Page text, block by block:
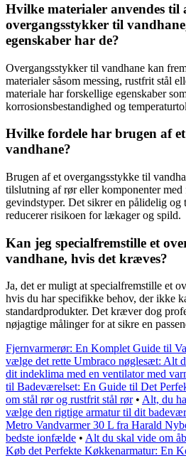
Hvilke materialer anvendes til
overgangsstykker til
egenskaber har de?
Overgangsstykker til vandhane kan
materialer såsom messing, rustfrit stål
materiale har forskellige egenskaber
korrosionsbestandighed og
Hvilke fordele har brugen af
vandhane?
Brugen af et overgangsstykke til
tilslutning af rør eller komponenter
gevindstyper. Det sikrer en pålidelig
reducerer risikoen for lækager og spild.
Kan jeg specialfremstille et
vandhane, hvis det kræves?
Ja, det er muligt at specialfremstille et
hvis du har specifikke behov, der ikke
standardprodukter. Det kræver dog
nøjagtige målinger for at sikre en
Fjernvarmerør: En Komplet Guide til
vælge det rette Umbraco nøglesæt: Alt
dit indeklima med en ventilator med
til Badeværelset: En Guide til Det
om stål rør og rustfrit stål rør• Alt, du
vælge den rigtige armatur til dit
Metro Vandvarmer 30 L fra Harald
bedste ionfælde • Alt du skal vide om
Køb det Perfekte Køkkenarmatur: En